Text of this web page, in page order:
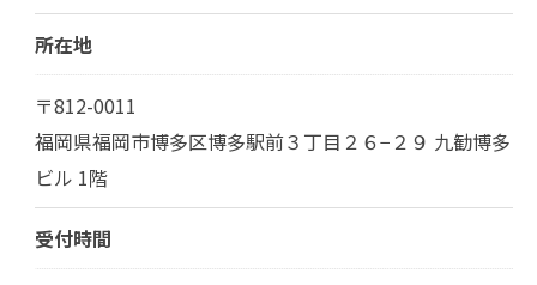
所在地
〒812-0011
福岡県福岡市博多区博多駅前３丁目２６−２９ 九勧博多
ビル 1階
受付時間